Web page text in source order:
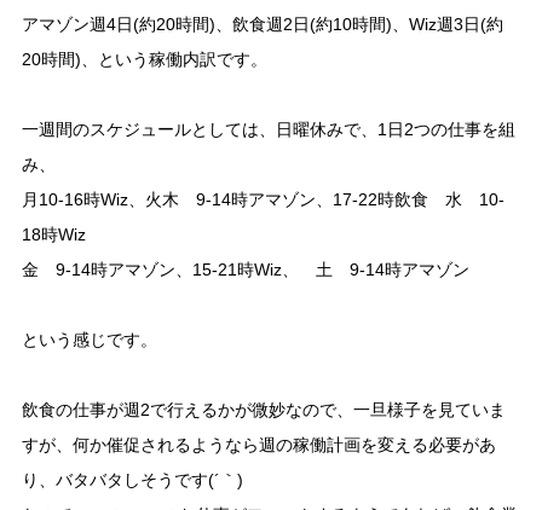
アマゾン週4日(約20時間)、飲食週2日(約10時間)、Wiz週3日(約
20時間)、という稼働内訳です。
一週間のスケジュールとしては、日曜休みで、1日2つの仕事を組
み、
月10-16時Wiz、火木 9-14時アマゾン、17-22時飲食 水 10-
18時Wiz
金 9-14時アマゾン、15-21時Wiz、 土 9-14時アマゾン
という感じです。
飲食の仕事が週2で行えるかが微妙なので、一旦様子を見ていま
すが、何か催促されるようなら週の稼働計画を変える必要があ
り、バタバタしそうです(´｀)